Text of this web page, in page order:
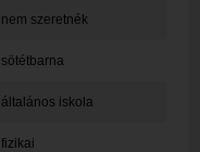
nem szeretnék
sötétbarna
általános iskola
fizikai